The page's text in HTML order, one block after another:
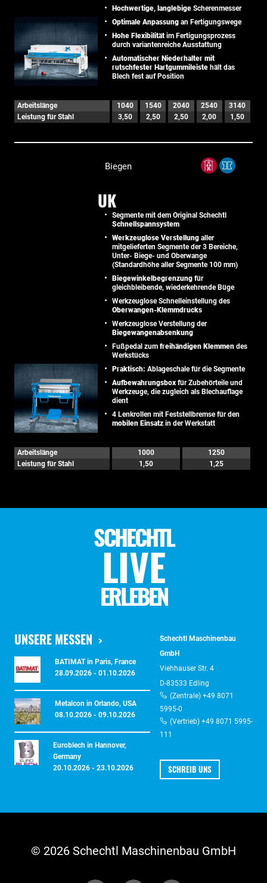
Hochwertige, langlebige Scherenmesser
Optimale Anpassung an Fertigungswege
Hohe Flexibilität im Fertigungsprozess
durch variantenreiche Ausstattung
Automatischer Niederhalter mit
rutschfester Hartgummileiste hält das
Blech fest auf Position
Arbeitslänge 1040 1540 2040 2540
3140
Leistung für Stahl
3,50 2,50 2,50 2,00 1,50
Biegen
UK
Segmente mit dem Original Schechtl
Schnellspannsystem
Werkzeuglose Verstellung aller
mitgelieferten Segmente der 3 Bereiche,
Unter- Biege- und Oberwange
(Standardhöhe aller Segmente 100 mm)
Biegewinkelbegrenzung für
gleichbleibende, wiederkehrende Büge
Werkzeuglose Schnelleinstellung des
Oberwangen-Klemmdrucks
Werkzeuglose Verstellung der
Biegewangenabsenkung
Fußpedal zum freihändigen Klemmen des
Werkstücks
Praktisch: Ablageschale für die Segmente
Aufbewahrungsbox für Zubehörteile und
Werkzeuge, die zugleich als Blechauflage
dient
4 Lenkrollen mit Feststellbremse für den
mobilen Einsatz in der Werkstatt
Arbeitslänge 1000
1250
Leistung für Stahl
1,50 1,25
SCHECHTL
LIVE
ERLEBEN
UNSERE MESSEN
BATIMAT in Paris, France
28.09.2026 - 01.10.2026
Metalcon in Orlando, USA
08.10.2026 - 09.10.2026
Euroblech in Hannover,
Germany
20.10.2026 - 23.10.2026
Schechtl Maschinenbau
GmbH
Viehhauser Str. 4
D-83533 Edling
(Zentrale) +49 8071
5995-0
(Vertrieb) +49 8071 5995-
111
SCHREIB UNS
© 2026 Schechtl Maschinenbau GmbH